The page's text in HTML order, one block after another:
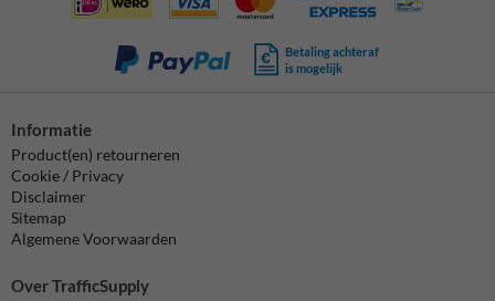
Betaling achteraf
is mogelijk
Informatie
Product(en) retourneren
Cookie / Privacy
Disclaimer
Sitemap
Algemene Voorwaarden
Over TrafficSupply